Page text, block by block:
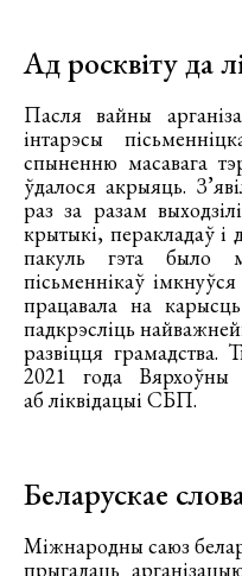
Ад росквіту да
Пасля вайны
інтарэсы
спыненню масавага
ўдалося акрыяць.
раз за разам
крытыкі, перакладаў і
пакуль гэта было
пісьменнікаў
працавала на
падкрэсліць
развіцця
2021 года
аб ліквідацыі СБП.
Беларускае
Міжнародны саюз
прыгадаць